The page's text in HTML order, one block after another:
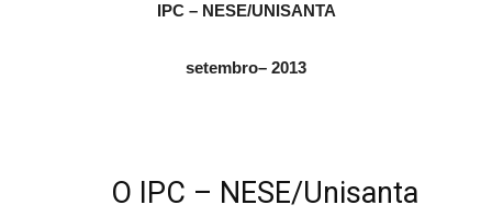
IPC – NESE/UNISANTA
setembro– 2013
O IPC – NESE/Unisanta